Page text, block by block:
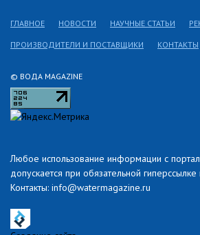
© ВОДА MAGAZINE
Любое использование информации с
допускается при обязательной гиперссылке
Контакты: info@watermagazine.ru
ГЛАВНОЕ НОВОСТИ НАУЧНЫЕ СТАТЬИ
ПРОИЗВОДИТЕЛИ И ПОСТАВЩИКИ КОНТАКТЫ